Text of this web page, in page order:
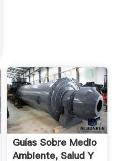
Guías Sobre Medio
Ambiente, Salud Y